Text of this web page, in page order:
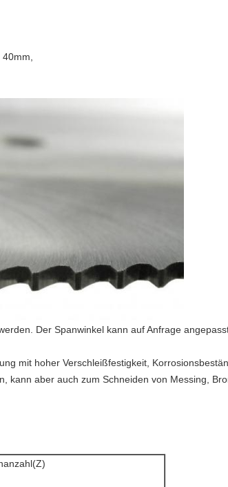
Der Spanwinkel kann auf Anfrage
mit hoher Verschleißfestigkeit,
kann aber auch zum Schneiden von Messing,